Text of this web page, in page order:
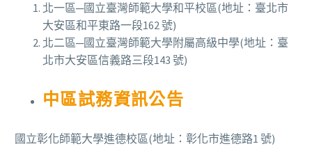
北一區─國立臺灣師範大學和平校區(地址：臺北市
大安區和平東路一段162 號)
北二區─國立臺灣師範大學附屬高級中學(地址：臺
北市大安區信義路三段143 號)
中區試務資訊公告
國立彰化師範大學進德校區(地址：彰化市進德路1 號)